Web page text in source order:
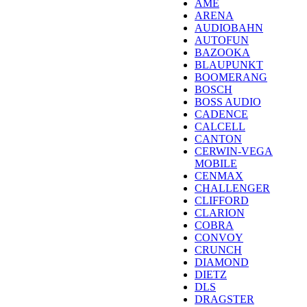
AME
ARENA
AUDIOBAHN
AUTOFUN
BAZOOKA
BLAUPUNKT
BOOMERANG
BOSCH
BOSS AUDIO
CADENCE
CALCELL
CANTON
CERWIN-VEGA
MOBILE
CENMAX
CHALLENGER
CLIFFORD
CLARION
COBRA
CONVOY
CRUNCH
DIAMOND
DIETZ
DLS
DRAGSTER